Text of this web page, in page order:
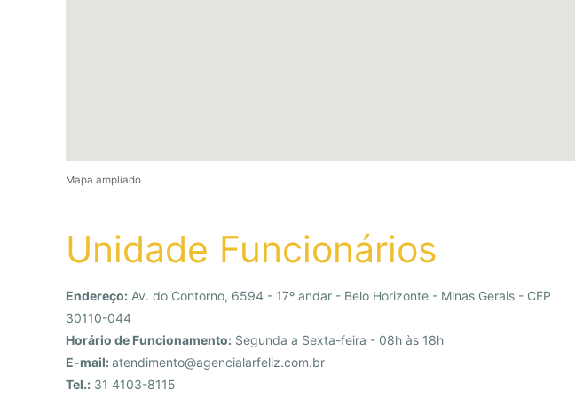
Mapa ampliado
Unidade Funcionários
Endereço: Av. do Contorno, 6594 - 17º andar - Belo Horizonte - Minas Gerais - CEP
30110-044
Horário de Funcionamento: Segunda a Sexta-feira - 08h às 18h
E-mail:atendimento@agencialarfeliz.com.br
Tel.: 31 4103-8115